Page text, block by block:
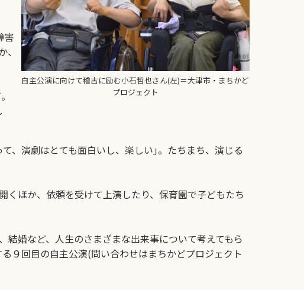
害
自主公演に向けて稽古に励む小石哲也さん(左)＝大津市・まちかど
プロジェクト
、演劇はとても面白いし、楽しい｣。たちまち、演じる
ほか、依頼を受けて上演したり、保育園で子どもたち
婚など、人生のさまざまな出来事について考えてもら
９回目の自主公演(問い合わせはまちかどプロジェクト